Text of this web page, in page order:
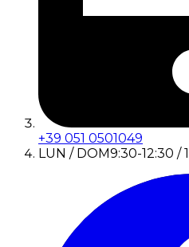
+39 051 0501049
LUN / DOM9:30-12:30 /